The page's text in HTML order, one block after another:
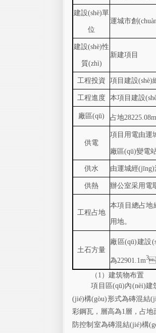
建設(shè)單
位
運城市創
建設(shè)性
質(zhì)
新建項目
工程投資 項目建設(shè)
工程進度 本項目建設
廠區(qū) 占地28225.08m
供電
項目用電由運
廠區(qū)變電
供水 由運城經(jīng)
供熱 辦公室采用電
工程占地
本項目總占地
用地。
土石方量
廠區(qū)建設
為22901.1m3
（ 1 ）建筑物布置
項目區(qū)內(nèi)建
(jié)構(gòu)形式為磚混結(jié)
彩鋼瓦，層高為1層，占地
防控制室為磚混結(jié)構